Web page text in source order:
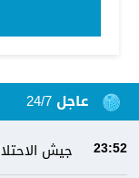
عاجل 24/7
23:52 جيش